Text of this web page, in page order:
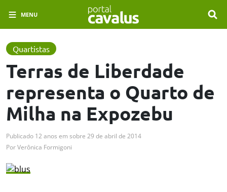
MENU
Quartistas
Terras de Liberdade
representa o Quarto de
Milha na Expozebu
Publicado 12 anos em sobre 29 de abril de 2014
PorVerônica Formigoni